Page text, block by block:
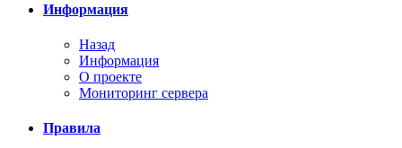
Информация
Назад
Информация
О проекте
Мониторинг сервера
Правила